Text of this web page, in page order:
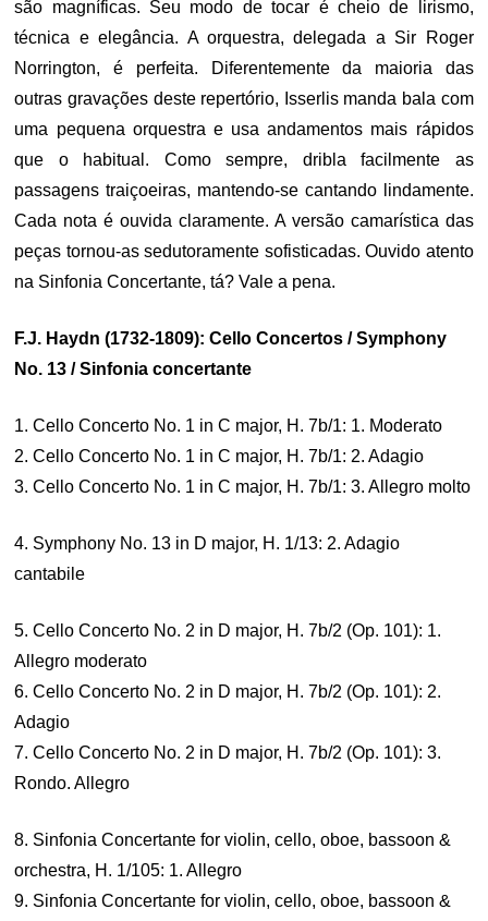
são magníficas. Seu modo de tocar é cheio de lirismo,
técnica e elegância. A orquestra, delegada a Sir Roger
Norrington, é perfeita. Diferentemente da maioria das
outras gravações deste repertório, Isserlis manda bala com
uma pequena orquestra e usa andamentos mais rápidos
que o habitual. Como sempre, dribla facilmente as
passagens traiçoeiras, mantendo-se cantando lindamente.
Cada nota é ouvida claramente. A versão camarística das
peças tornou-as sedutoramente sofisticadas. Ouvido atento
na Sinfonia Concertante, tá? Vale a pena.
F.J. Haydn (1732-1809): Cello Concertos / Symphony
No. 13 / Sinfonia concertante
1. Cello Concerto No. 1 in C major, H. 7b/1: 1. Moderato
2. Cello Concerto No. 1 in C major, H. 7b/1: 2. Adagio
3. Cello Concerto No. 1 in C major, H. 7b/1: 3. Allegro molto
4. Symphony No. 13 in D major, H. 1/13: 2. Adagio
cantabile
5. Cello Concerto No. 2 in D major, H. 7b/2 (Op. 101): 1.
Allegro moderato
6. Cello Concerto No. 2 in D major, H. 7b/2 (Op. 101): 2.
Adagio
7. Cello Concerto No. 2 in D major, H. 7b/2 (Op. 101): 3.
Rondo. Allegro
8. Sinfonia Concertante for violin, cello, oboe, bassoon &
orchestra, H. 1/105: 1. Allegro
9. Sinfonia Concertante for violin, cello, oboe, bassoon &